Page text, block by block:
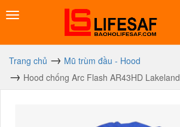
Trang chủ
Mũ trùm đầu - Hood
Hood chống Arc Flash AR43HD Lakeland